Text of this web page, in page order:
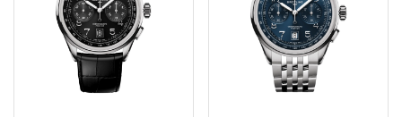
Barva číselníku
Indexy číselníku indexy / arabské číslice